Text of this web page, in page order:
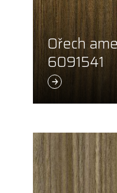
Ořech
6091541